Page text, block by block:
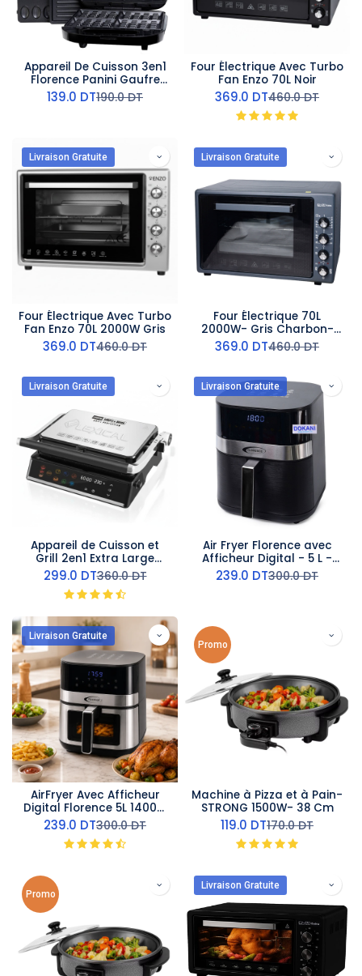
Appareil De Cuisson 3en1
Florence Panini Gaufre
Zouza 1400W- Noir
139.0 DT190.0DT
Four Électrique Avec Turbo
Fan Enzo 70L Noir
369.0 DT460.0DT
Livraison Gratuite
Four Électrique Avec Turbo
Fan Enzo 70L 2000W Gris
369.0 DT460.0DT
Livraison Gratuite
Four Électrique 70L
2000W- Gris Charbon-
Enzo
369.0 DT460.0DT
Livraison Gratuite
Appareil de Cuisson et
Grill 2en1 Extra Large
Lexical Avec afficheur
2000W
299.0 DT360.0DT
Livraison Gratuite
Air Fryer Florence avec
Afficheur Digital - 5 L -
1400W - Noir
239.0 DT300.0DT
Livraison Gratuite
AirFryer Avec Afficheur
Digital Florence 5L 1400W
Argent
239.0 DT300.0DT
Promo
Machine à Pizza et à Pain-
STRONG 1500W- 38 Cm
119.0 DT170.0DT
Promo
Livraison Gratuite